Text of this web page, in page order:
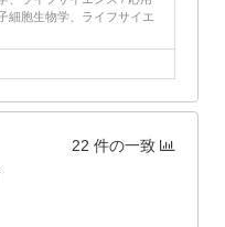
細胞生物学、ライフサイエ
22 件の一致